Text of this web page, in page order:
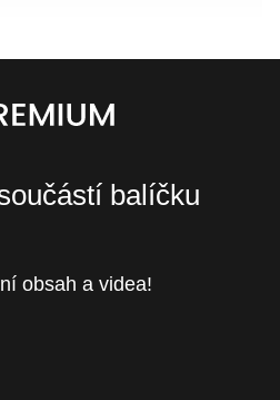
balíčku
obsah a videa!